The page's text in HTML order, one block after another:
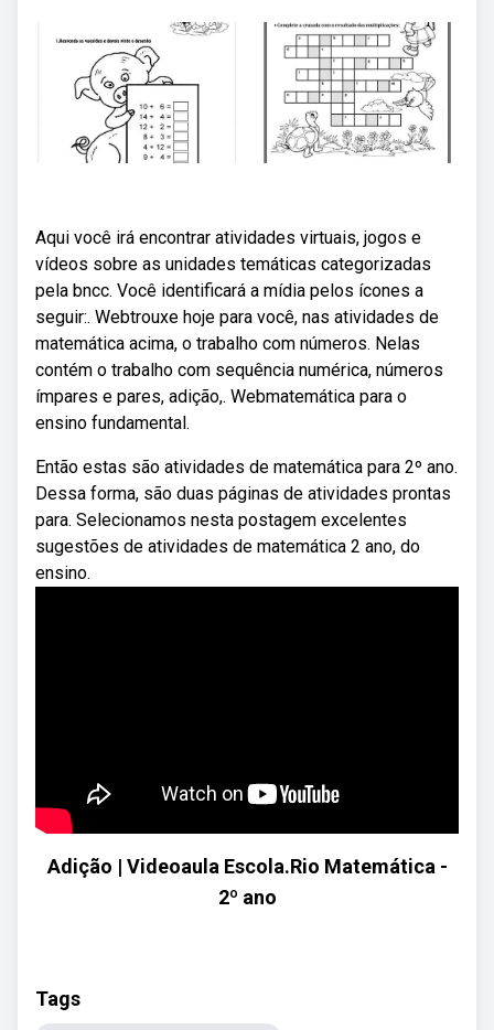
Aqui você irá encontrar atividades virtuais, jogos e
vídeos sobre as unidades temáticas categorizadas
pela bncc. Você identificará a mídia pelos ícones a
seguir:. Webtrouxe hoje para você, nas atividades de
matemática acima, o trabalho com números. Nelas
contém o trabalho com sequência numérica, números
ímpares e pares, adição,. Webmatemática para o
ensino fundamental.
Então estas são atividades de matemática para 2º ano.
Dessa forma, são duas páginas de atividades prontas
para. Selecionamos nesta postagem excelentes
sugestões de atividades de matemática 2 ano, do
ensino.
Adição | Videoaula Escola.Rio Matemática -
2º ano
Tags